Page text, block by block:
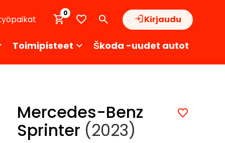
Kirjaudu
0
Toimipisteet Škoda -uudet autot
Mercedes-Benz
Sprinter (2023)